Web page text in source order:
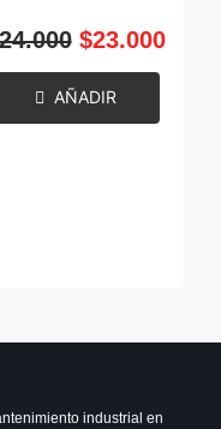
$23.000
AÑADIR
industrial en